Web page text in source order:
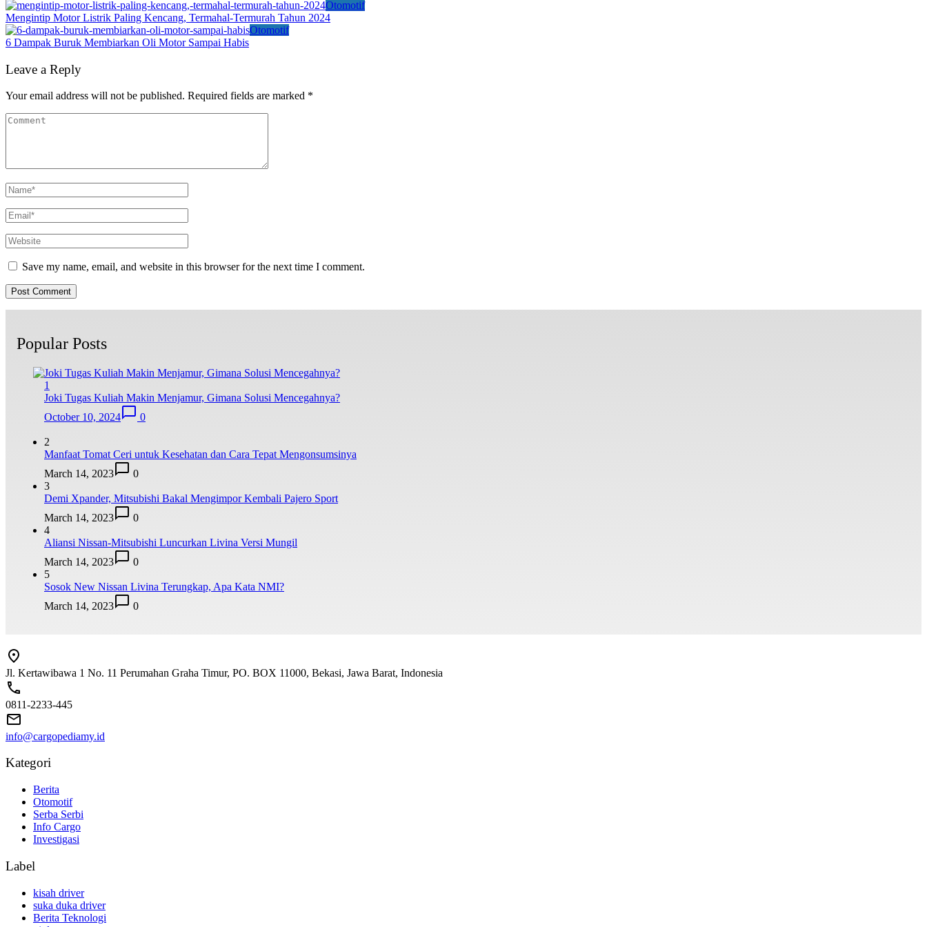
Otomotif
Mengintip Motor Listrik Paling Kencang, Termahal-Termurah Tahun 2024
Otomotif
6 Dampak Buruk Membiarkan Oli Motor Sampai Habis
Leave a Reply
Your email address will not be published. Required fields are marked *
Save my name, email, and website in this browser for the next time I comment.
Popular Posts
1
Joki Tugas Kuliah Makin Menjamur, Gimana Solusi Mencegahnya?
October 10, 2024
0
2
Manfaat Tomat Ceri untuk Kesehatan dan Cara Tepat Mengonsumsinya
March 14, 2023
0
3
Demi Xpander, Mitsubishi Bakal Mengimpor Kembali Pajero Sport
March 14, 2023
0
4
Aliansi Nissan-Mitsubishi Luncurkan Livina Versi Mungil
March 14, 2023
0
5
Sosok New Nissan Livina Terungkap, Apa Kata NMI?
March 14, 2023
0
Jl. Kertawibawa 1 No. 11 Perumahan Graha Timur, PO. BOX 11000, Bekasi, Jawa Barat, Indonesia
0811-2233-445
info@cargopediamy.id
Kategori
Berita
Otomotif
Serba Serbi
Info Cargo
Investigasi
Label
kisah driver
suka duka driver
Berita Teknologi